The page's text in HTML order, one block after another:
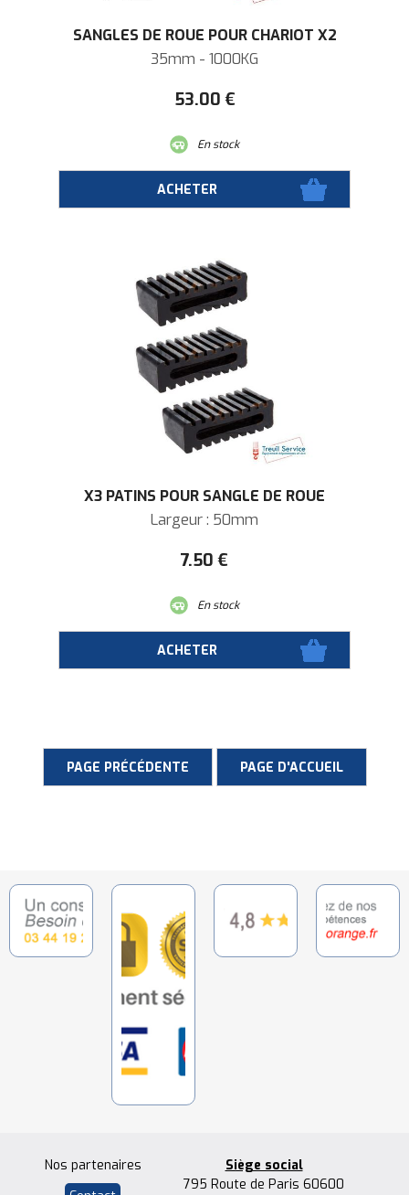
SANGLES DE ROUE POUR CHARIOT X2
35mm - 1000KG
53.00 €
En stock
X3 PATINS POUR SANGLE DE ROUE
Largeur : 50mm
7.50 €
En stock
Nos partenaires
Siège social
795 Route de Paris 60600